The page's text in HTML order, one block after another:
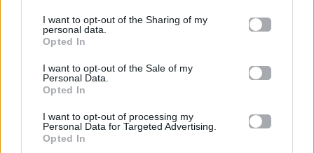
I want to opt-out of the Sharing of my
personal data.
Opted In
I want to opt-out of the Sale of my
Personal Data.
Opted In
I want to opt-out of processing my
Personal Data for Targeted Advertising.
Opted In